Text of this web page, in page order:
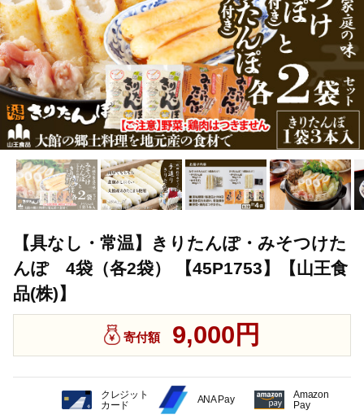
TOP 加工食品 ほかの加工食品 【具なし・常温】きりたん
【具なし・常温】きりたんぽ・みそつけた
んぽ 4袋（各2袋） 【45P1753】【山王食
品(株)】
寄付額 9,000円
クレジット
カード
ANA Pay
Amazon
Pay